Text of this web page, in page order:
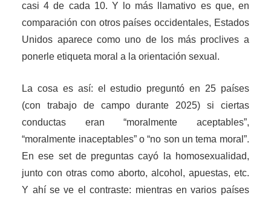
casi 4 de cada 10. Y lo más llamativo es que, en
comparación con otros países occidentales, Estados
Unidos aparece como uno de los más proclives a
ponerle etiqueta moral a la orientación sexual.
La cosa es así: el estudio preguntó en 25 países
(con trabajo de campo durante 2025) si ciertas
conductas eran “moralmente aceptables”,
“moralmente inaceptables” o “no son un tema moral”.
En ese set de preguntas cayó la homosexualidad,
junto con otras como aborto, alcohol, apuestas, etc.
Y ahí se ve el contraste: mientras en varios países